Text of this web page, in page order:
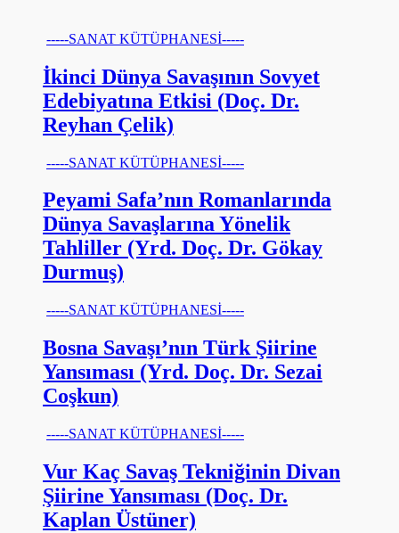
-----SANAT KÜTÜPHANESİ-----
İkinci Dünya Savaşının Sovyet
Edebiyatına Etkisi (Doç. Dr.
Reyhan Çelik)
-----SANAT KÜTÜPHANESİ-----
Peyami Safa’nın Romanlarında
Dünya Savaşlarına Yönelik
Tahliller (Yrd. Doç. Dr. Gökay
Durmuş)
-----SANAT KÜTÜPHANESİ-----
Bosna Savaşı’nın Türk Şiirine
Yansıması (Yrd. Doç. Dr. Sezai
Coşkun)
-----SANAT KÜTÜPHANESİ-----
Vur Kaç Savaş Tekniğinin Divan
Şiirine Yansıması (Doç. Dr.
Kaplan Üstüner)